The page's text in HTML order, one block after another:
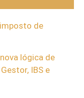
de
lógica de
IBS e